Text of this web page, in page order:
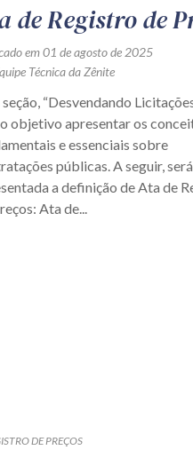
de Registro de
em 01 de agosto de 2025
Técnica da Zênite
seção, “Desvendando
objetivo apresentar os
e essenciais sobre
públicas. A seguir, será
a definição de Ata de
Ata de...
DE PREÇOS